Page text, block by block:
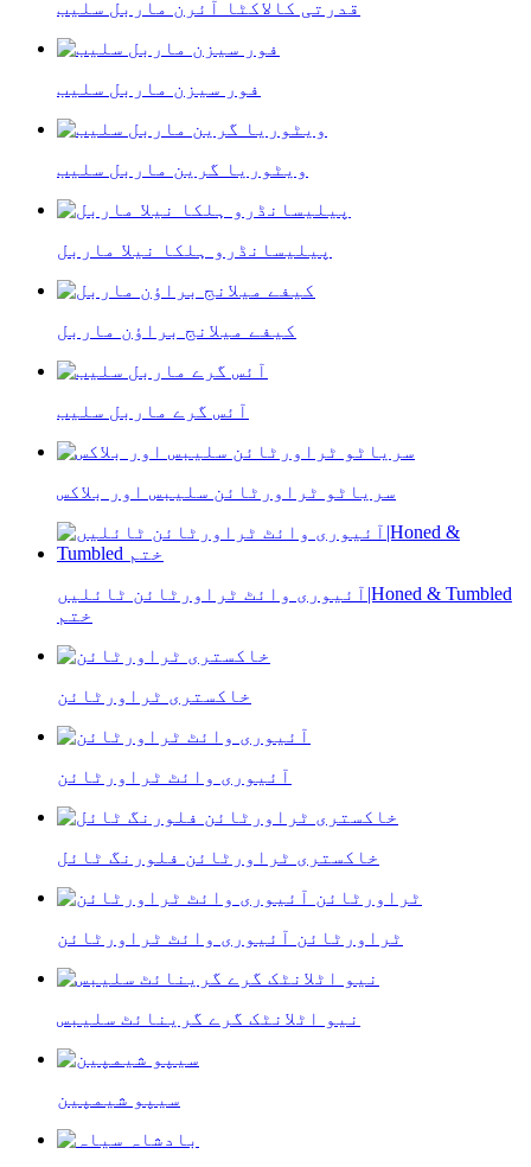
قدرتی کالاکٹا آئرن ماربل سلیب
فور سیزن ماربل سلیب
ویٹوریا گرین ماربل سلیب
پیلیسانڈرو ہلکا نیلا ماربل
کیفے میلانج براؤن ماربل
آئس گرے ماربل سلیب
سریاٹو ٹراورٹائن سلیبس اور بلاکس
آئیوری وائٹ ٹراورٹائن ٹائلیں|Honed & Tumbled
ختم
خاکستری ٹراورٹائن
آئیوری وائٹ ٹراورٹائن
خاکستری ٹراورٹائن فلورنگ ٹائل
ٹراورٹائن آئیوری وائٹ ٹراورٹائن
نیو اٹلانٹک گرے گرینائٹ سلیبس
سیپو شیمپین